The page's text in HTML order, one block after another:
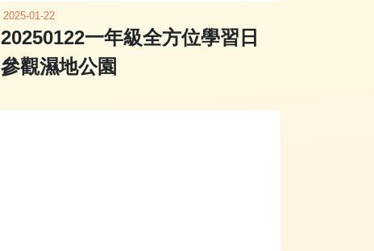
2025-01-22
20250122一年級全方位學習日
參觀濕地公園